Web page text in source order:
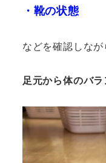
・靴の状態
などを確認しなが
足元から体のバラ